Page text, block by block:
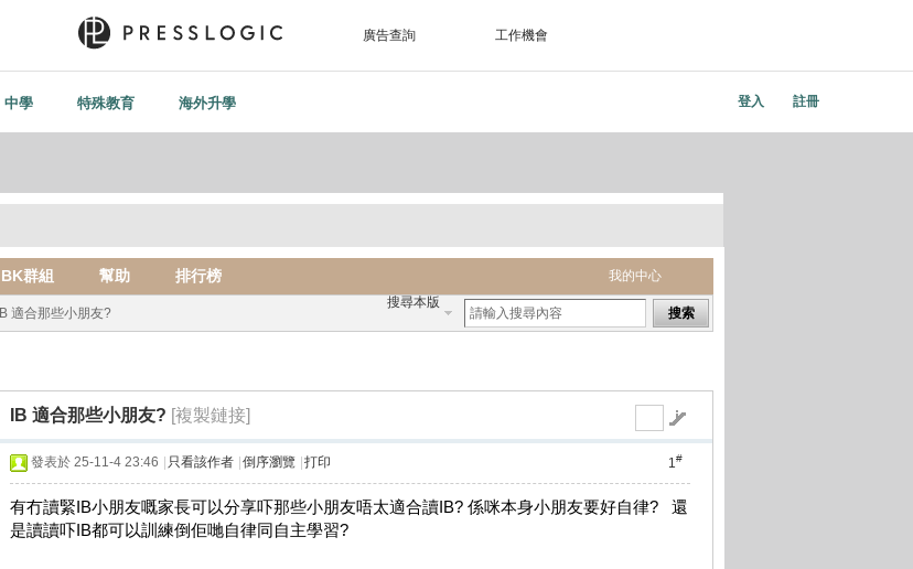
廣告查詢 工作機會
中學 特殊教育 海外升學 登入 註冊
我的中心
BK群組 幫助 排行榜
搜尋本版
搜索
IB 適合那些小朋友?
IB 適合那些小朋友? [複製鏈接]
1#
發表於 25-11-4 23:46 只看該作者 倒序瀏覽 打印
有冇讀緊IB小朋友嘅家長可以分享吓那些小朋友唔太適合讀IB? 係咪本身小朋友要好自律? 還
是讀讀吓IB都可以訓練倒佢哋自律同自主學習?